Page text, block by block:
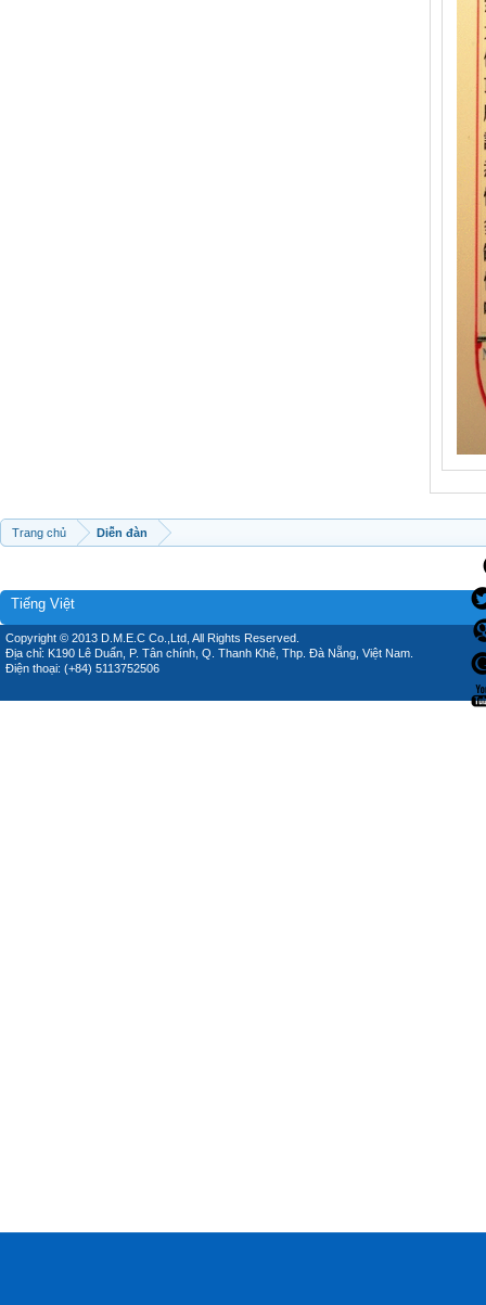
Trang chủ Diễn đàn
Tiếng Việt
Copyright © 2013 D.M.E.C Co.,Ltd, All Rights Reserved.
Địa chỉ: K190 Lê Duẩn, P. Tân chính, Q. Thanh Khê, Thp. Đà Nẵng, Việt Nam.
Điện thoại: (+84) 5113752506